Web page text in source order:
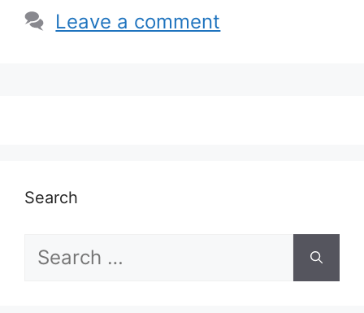
Leave a comment
Search
Search